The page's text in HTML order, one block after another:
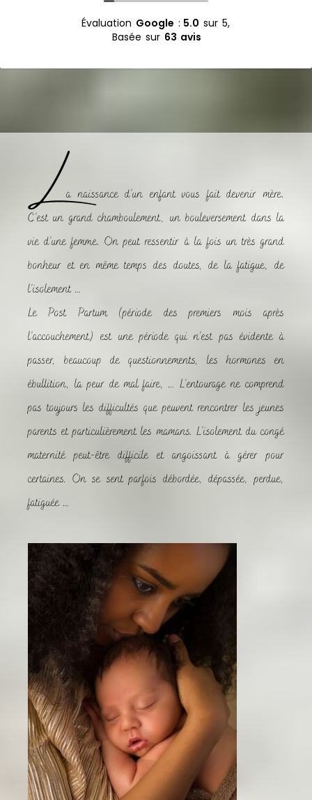
Évaluation Google : 5.0 sur 5,
Basée sur 63 avis
L a naissance d’un enfant vous fait devenir mère.
C’est un grand chamboulement, un bouleversement dans la
vie d’une femme. On peut ressentir à la fois un très grand
bonheur et en même temps des doutes, de la fatigue, de
l’isolement …
Le Post Partum (période des premiers mois après
l’accouchement) est une période qui n’est pas évidente à
passer, beaucoup de questionnements, les hormones en
ébullition, la peur de mal faire, … L’entourage ne comprend
pas toujours les difficultés que peuvent rencontrer les jeunes
parents et particulièrement les mamans. L’isolement du congé
maternité peut-être difficile et angoissant à gérer pour
certaines. On se sent parfois débordée, dépassée, perdue,
fatiguée …